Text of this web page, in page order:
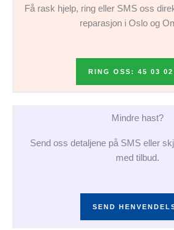
Få rask hjelp, ring eller SMS oss
reparasjon i Oslo og
RING OSS: 45 03 02
Mindre hast?
Send oss detaljene på SMS eller
med tilbud.
SEND